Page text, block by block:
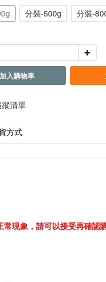
分裝-500g 分裝-
加入購物車
清單
方式
現象，請可以接受再確認購